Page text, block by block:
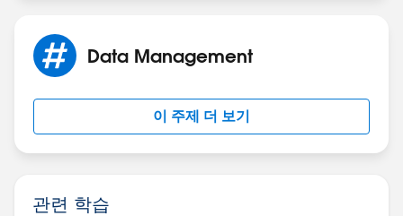
Data Management
이 주제 더 보기
관련 학습